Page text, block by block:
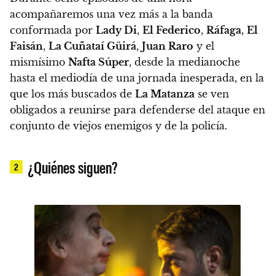
acompañaremos una vez más a la banda
conformada por Lady Di, El Federico, Ráfaga, El
Faisán, La Cuñataí Güirá, Juan Raro y el
mismísimo Nafta Súper, desde la medianoche
hasta el mediodía de una jornada inesperada, en la
que los más buscados de La Matanza se ven
obligados a reunirse para defenderse del ataque en
conjunto de viejos enemigos y de la policía.
2 ¿Quiénes siguen?